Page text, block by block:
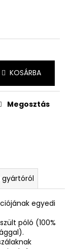
KOSÁRBA
Megosztás
egyedi
póló (100%